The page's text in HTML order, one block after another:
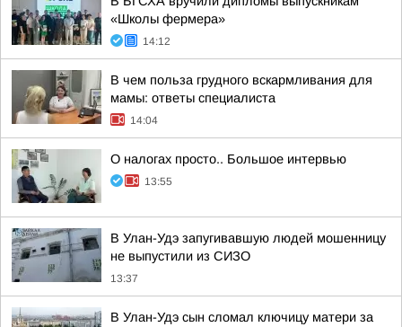
«Школы фермера»
14:12
В чем польза грудного вскармливания для
мамы: ответы специалиста
14:04
О налогах просто.. Большое интервью
13:55
В Улан-Удэ запугивавшую людей мошенницу
не выпустили из СИЗО
13:37
В Улан-Удэ сын сломал ключицу матери за